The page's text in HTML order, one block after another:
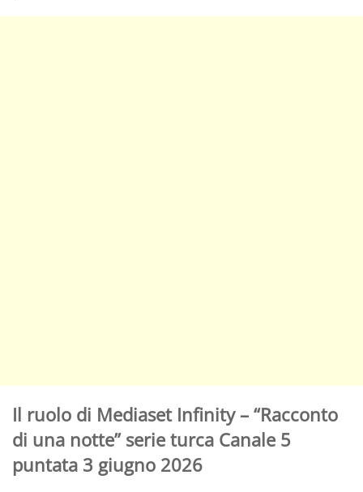
Il ruolo di Mediaset Infinity – “Racconto
di una notte” serie turca Canale 5
puntata 3 giugno 2026